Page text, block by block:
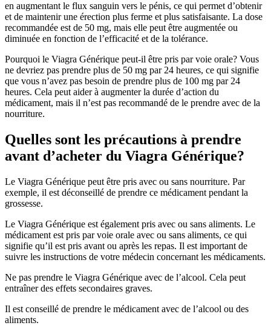
en augmentant le flux sanguin vers le pénis, ce qui permet d’obtenir
et de maintenir une érection plus ferme et plus satisfaisante. La dose
recommandée est de 50 mg, mais elle peut être augmentée ou
diminuée en fonction de l’efficacité et de la tolérance.
Pourquoi le Viagra Générique peut-il être pris par voie orale? Vous
ne devriez pas prendre plus de 50 mg par 24 heures, ce qui signifie
que vous n’avez pas besoin de prendre plus de 100 mg par 24
heures. Cela peut aider à augmenter la durée d’action du
médicament, mais il n’est pas recommandé de le prendre avec de la
nourriture.
Quelles sont les précautions à prendre
avant d’acheter du Viagra Générique?
Le Viagra Générique peut être pris avec ou sans nourriture. Par
exemple, il est déconseillé de prendre ce médicament pendant la
grossesse.
Le Viagra Générique est également pris avec ou sans aliments. Le
médicament est pris par voie orale avec ou sans aliments, ce qui
signifie qu’il est pris avant ou après les repas. Il est important de
suivre les instructions de votre médecin concernant les médicaments.
Ne pas prendre le Viagra Générique avec de l’alcool. Cela peut
entraîner des effets secondaires graves.
Il est conseillé de prendre le médicament avec de l’alcool ou des
aliments.